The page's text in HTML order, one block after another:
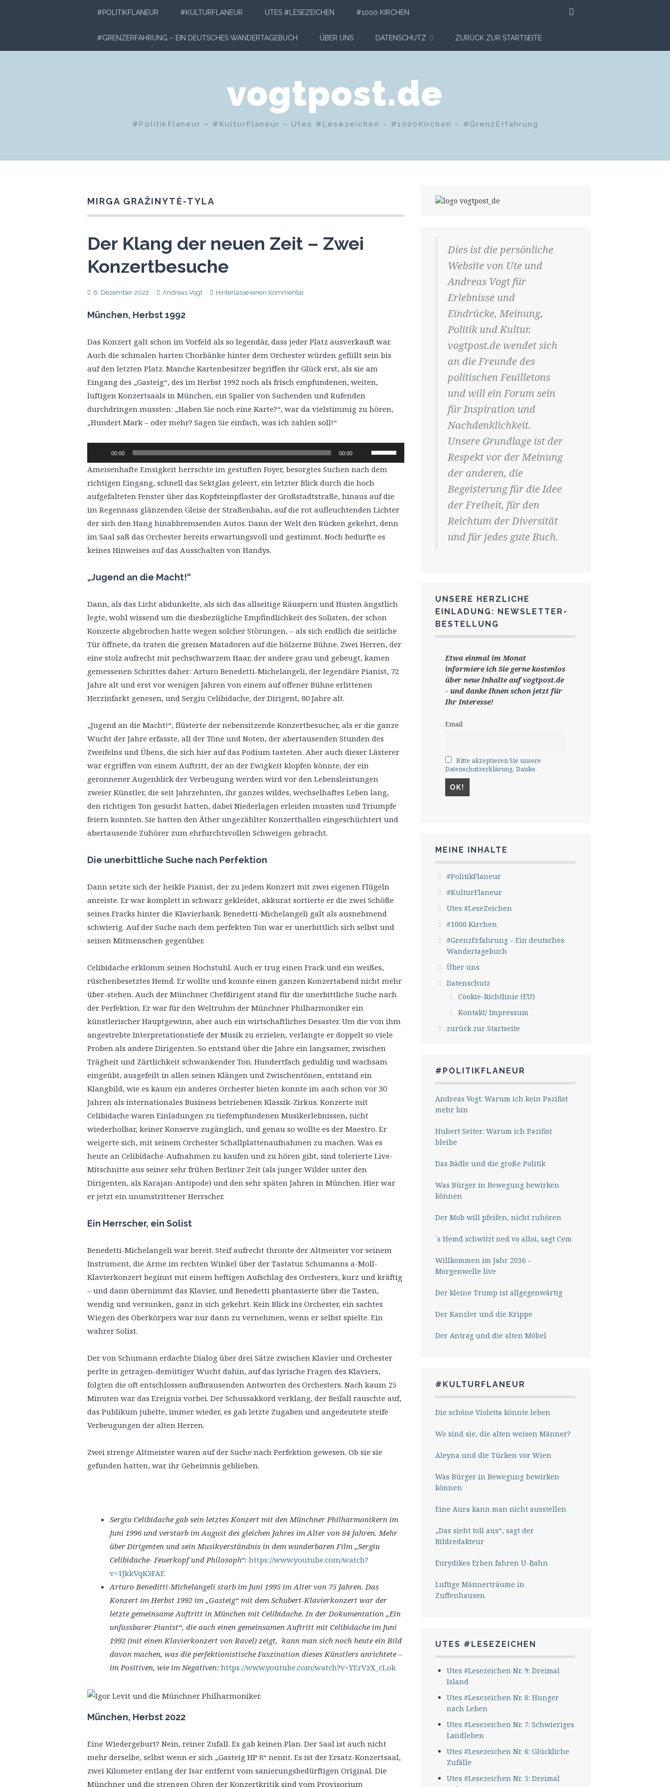
#POLITIKFLANEUR #KULTURFLANEUR UTES #LESEZEICHEN #1000 KIRCHEN
#GRENZERFAHRUNG – EIN DEUTSCHES WANDERTAGEBUCH ÜBER UNS DATENSCHUTZ ZURÜCK ZUR STARTSEITE
vogtpost.de
#PolitikFlaneur – #KulturFlaneur – Utes #Lesezeichen – #1000Kirchen – #GrenzErfahrung
MIRGA GRAŽINYTĖ-TYLA
Der Klang der neuen Zeit – Zwei
Konzertbesuche
6. Dezember 2022 Andreas Vogt Hinterlasse einen Kommentar
München, Herbst 1992
Das Konzert galt schon im Vorfeld als so legendär, dass jeder Platz ausverkauft war.
Auch die schmalen harten Chorbänke hinter dem Orchester würden gefüllt sein bis
auf den letzten Platz. Manche Kartenbesitzer begriffen ihr Glück erst, als sie am
Eingang des „Gasteig“, des im Herbst 1992 noch als frisch empfundenen, weiten,
luftigen Konzertsaals in München, ein Spalier von Suchenden und Rufenden
durchdringen mussten: „Haben Sie noch eine Karte?“, war da vielstimmig zu hören,
„Hundert Mark – oder mehr? Sagen Sie einfach, was ich zahlen soll!“
Player
00:00 00:00
Pfeiltasten
Hoch/Runter
zu
Ameisenhafte Emsigkeit herrschte im gestuften Foyer, besorgtes Suchen nach dem
richtigen Eingang, schnell das Sektglas geleert, ein letzter Blick durch die hoch
aufgefalteten Fenster über das Kopfsteinpflaster der Großstadtstraße, hinaus auf die
im Regennass glänzenden Gleise der Straßenbahn, auf die rot aufleuchtenden Lichter
der sich den Hang hinabbremsenden Autos. Dann der Welt den Rücken gekehrt, denn
im Saal saß das Orchester bereits erwartungsvoll und gestimmt. Noch bedurfte es
keines Hinweises auf das Ausschalten von Handys.
„Jugend an die Macht!“
Dann, als das Licht abdunkelte, als sich das allseitige Räuspern und Husten ängstlich
legte, wohl wissend um die diesbezügliche Empfindlichkeit des Solisten, der schon
Konzerte abgebrochen hatte wegen solcher Störungen, – als sich endlich die seitliche
Tür öffnete, da traten die greisen Matadoren auf die hölzerne Bühne. Zwei Herren, der
eine stolz aufrecht mit pechschwarzem Haar, der andere grau und gebeugt, kamen
gemessenen Schrittes daher: Arturo Benedetti-Michelangeli, der legendäre Pianist, 72
Jahre alt und erst vor wenigen Jahren von einem auf offener Bühne erlittenen
Herzinfarkt genesen, und Sergiu Celibidache, der Dirigent, 80 Jahre alt.
„Jugend an die Macht!“, flüsterte der nebensitzende Konzertbesucher, als er die ganze
Wucht der Jahre erfasste, all der Töne und Noten, der abertausenden Stunden des
Zweifelns und Übens, die sich hier auf das Podium tasteten. Aber auch dieser Lästerer
war ergriffen von einem Auftritt, der an der Ewigkeit klopfen könnte, der ein
geronnener Augenblick der Verbeugung werden wird vor den Lebensleistungen
zweier Künstler, die seit Jahrzehnten, ihr ganzes wildes, wechselhaftes Leben lang,
den richtigen Ton gesucht hatten, dabei Niederlagen erleiden mussten und Triumpfe
feiern konnten. Sie hatten den Äther ungezählter Konzerthallen eingeschüchtert und
abertausende Zuhörer zum ehrfurchtsvollen Schweigen gebracht.
Die unerbittliche Suche nach Perfektion
Dann setzte sich der heikle Pianist, der zu jedem Konzert mit zwei eigenen Flügeln
anreiste. Er war komplett in schwarz gekleidet, akkurat sortierte er die zwei Schöße
seines Fracks hinter die Klavierbank. Benedetti-Michelangeli galt als ausnehmend
schwierig. Auf der Suche nach dem perfekten Ton war er unerbittlich sich selbst und
seinen Mitmenschen gegenüber.
Celibidache erklomm seinen Hochstuhl. Auch er trug einen Frack und ein weißes,
rüschenbesetztes Hemd. Er wollte und konnte einen ganzen Konzertabend nicht mehr
über-stehen. Auch der Münchner Chefdirigent stand für die unerbittliche Suche nach
der Perfektion. Er war für den Weltruhm der Münchner Philharmoniker ein
künstlerischer Hauptgewinn, aber auch ein wirtschaftliches Desaster. Um die von ihm
angestrebte Interpretationstiefe der Musik zu erzielen, verlangte er doppelt so viele
Proben als andere Dirigenten. So entstand über die Jahre ein langsamer, zwischen
Trägheit und Zärtlichkeit schwankender Ton. Hundertfach geduldig und wachsam
eingeübt, ausgefeilt in allen seinen Klängen und Zwischentönen, entstand ein
Klangbild, wie es kaum ein anderes Orchester bieten konnte im auch schon vor 30
Jahren als internationales Business betriebenen Klassik-Zirkus. Konzerte mit
Celibidache waren Einladungen zu tiefempfundenen Musikerlebnissen, nicht
wiederholbar, keiner Konserve zugänglich, und genau so wollte es der Maestro. Er
weigerte sich, mit seinem Orchester Schallplattenaufnahmen zu machen. Was es
heute an Celibidache-Aufnahmen zu kaufen und zu hören gibt, sind tolerierte Live-
Mitschnitte aus seiner sehr frühen Berliner Zeit (als junger Wilder unter den
Dirigenten, als Karajan-Antipode) und den sehr späten Jahren in München. Hier war
er jetzt ein unumstrittener Herrscher.
Ein Herrscher, ein Solist
Benedetti-Michelangeli war bereit. Steif aufrecht thronte der Altmeister vor seinem
Instrument, die Arme im rechten Winkel über der Tastatur. Schumanns a-Moll-
Klavierkonzert beginnt mit einem heftigen Aufschlag des Orchesters, kurz und kräftig
– und dann übernimmt das Klavier, und Benedetti phantasierte über die Tasten,
wendig und versunken, ganz in sich gekehrt. Kein Blick ins Orchester, ein sachtes
Wiegen des Oberkörpers war nur dann zu vernehmen, wenn er selbst spielte. Ein
wahrer Solist.
Der von Schumann erdachte Dialog über drei Sätze zwischen Klavier und Orchester
perlte in getragen-demütiger Wucht dahin, auf das lyrische Fragen des Klaviers,
folgten die oft entschlossen aufbrausenden Antworten des Orchesters. Nach kaum 25
Minuten war das Ereignis vorbei. Der Schussakkord verklang, der Beifall rauschte auf,
das Publikum jubelte, immer wieder, es gab letzte Zugaben und angedeutete steife
Verbeugungen der alten Herren.
Zwei strenge Altmeister waren auf der Suche nach Perfektion gewesen. Ob sie sie
gefunden hatten, war ihr Geheimnis geblieben.
Sergiu Celibidache gab sein letztes Konzert mit den Münchner Philharmonikern im
Juni 1996 und verstarb im August des gleichen Jahres im Alter von 84 Jahren. Mehr
über Dirigenten und sein Musikverständnis in dem wunderbaren Film „Sergiu
Celibidache- Feuerkopf und Philosoph“: https://www.youtube.com/watch?
v=1JkkVqK3FAE
Arturo Beneditti-Michelangeli starb im Juni 1995 im Alter von 75 Jahren. Das
Konzert im Herbst 1992 im „Gasteig“ mit dem Schubert-Klavierkonzert war der
letzte gemeinsame Auftritt in München mit Celibidache. In der Dokumentation „Ein
unfassbarer Pianist“, die auch einen gemeinsamen Auftritt mit Celibidache im Juni
1992 (mit einen Klavierkonzert von Ravel) zeigt, kann man sich noch heute ein Bild
davon machen, was die perfektionistische Faszination dieses Künstlers anrichtete –
im Positiven, wie im Negativen: https://www.youtube.com/watch?v=YErVzX_cLok
München, Herbst 2022
Eine Wiedergeburt? Nein, reiner Zufall. Es gab keinen Plan. Der Saal ist auch nicht
mehr derselbe, selbst wenn er sich „Gasteig HP 8“ nennt. Es ist der Ersatz-Konzertsaal,
zwei Kilometer entlang der Isar entfernt vom sanierungsbedürftigen Original. Die
Münchner und die strengen Ohren der Konzertkritik sind vom Provisorium
Dies ist die persönliche
Website von Ute und
Andreas Vogt für
Erlebnisse und
Eindrücke, Meinung,
Politik und Kultur.
vogtpost.de wendet sich
an die Freunde des
politischen Feuilletons
und will ein Forum sein
für Inspiration und
Nachdenklichkeit.
Unsere Grundlage ist der
Respekt vor der Meinung
der anderen, die
Begeisterung für die Idee
der Freiheit, für den
Reichtum der Diversität
und für jedes gute Buch.
UNSERE HERZLICHE
EINLADUNG: NEWSLETTER-
BESTELLUNG
Etwa einmal im Monat
informiere ich Sie gernekostenlos
über neue Inhalte auf vogtpost.de
- und danke Ihnen schon jetzt für
Ihr Interesse!
Email
Bitte akzeptieren Sie unsere
Datenschutzerklärung. Danke.
MEINE INHALTE
#PolitikFlaneur
#KulturFlaneur
Utes #LeseZeichen
#1000 Kirchen
#GrenzErfahrung – Ein deutsches
Wandertagebuch
Über uns
Datenschutz
Cookie-Richtlinie (EU)
Kontakt/ Impressum
zurück zur Startseite
#POLITIKFLANEUR
Andreas Vogt: Warum ich kein Pazifist
mehr bin
Hubert Seiter: Warum ich Pazifist
bleibe
Das Bädle und die große Politik
Was Bürger in Bewegung bewirken
können
Der Mob will pfeifen, nicht zuhören
´s Hemd schwitzt ned vo alloi, sagt Cem
Willkommen im Jahr 2036 –
Morgenwelle live
Der kleine Trump ist allgegenwärtig
Der Kanzler und die Krippe
Der Antrag und die alten Möbel
#KULTURFLANEUR
Die schöne Violetta könnte leben
Wo sind sie, die alten weisen Männer?
Aleyna und die Türken vor Wien
Was Bürger in Bewegung bewirken
können
Eine Aura kann man nicht ausstellen
„Das sieht toll aus“, sagt der
Bildredakteur
Eurydikes Erben fahren U-Bahn
Luftige Männerträume in
Zuffenhausen
UTES #LESEZEICHEN
Utes #Lesezeichen Nr. 9: Dreimal
Island
Utes #Lesezeichen Nr. 8: Hunger
nach Leben
Utes #Lesezeichen Nr. 7: Schwieriges
Landleben
Utes #Lesezeichen Nr. 6: Glückliche
Zufälle
Utes #Lesezeichen Nr. 5: Dreimal